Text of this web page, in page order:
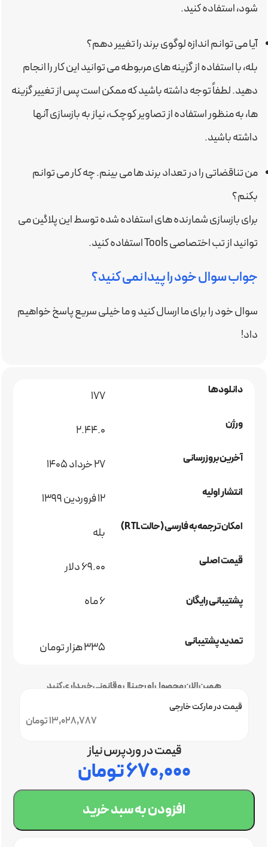
شود، استفاده کنید.
آیا می توانم اندازه لوگوی برند را تغییر دهم؟
بله، با استفاده از گزینه های مربوطه می توانید این کار را انجام
دهید. لطفاً توجه داشته باشید که ممکن است پس از تغییر گزینه
ها، به منظور استفاده از تصاویر کوچک، نیاز به بازسازی آنها
داشته باشید.
من تناقضاتی را در تعداد برند ها می بینم. چه کار می توانم
بکنم؟
برای بازسازی شمارنده های استفاده شده توسط این پلاگین می
توانید از تب اختصاصی Tools استفاده کنید.
جواب سوال خود را پیدا نمی کنید؟
سوال خود را برای ما ارسال کنید و ما خیلی سریع پاسخ خواهیم
داد!
دانلودها 177
ورژن 2.44.0
آخرین بروزرسانی 27 خرداد 1405
انتشار اولیه 12 فروردین 1399
امکان ترجمه به فارسی (حالت RTL) بله
قیمت اصلی 69.00 دلار
پشتیبانی رایگان 6 ماه
تمدید پشتیبانی 335 هزار تومان
همین الان محصول اورجینال و قانونی خریداری کنید
13,028,787 تومان
قیمت در مارکت خارجی
قیمت در وردپرس نیاز
۶۷۰,۰۰۰تومان
افزودن به سبد خرید